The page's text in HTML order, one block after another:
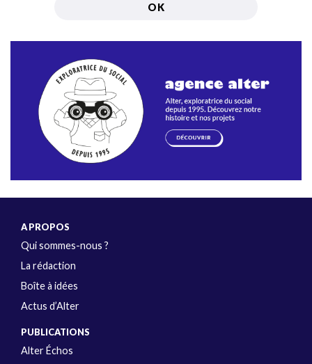
A PROPOS
Qui sommes-nous ?
La rédaction
Boîte à idées
Actus d’Alter
PUBLICATIONS
Alter Échos